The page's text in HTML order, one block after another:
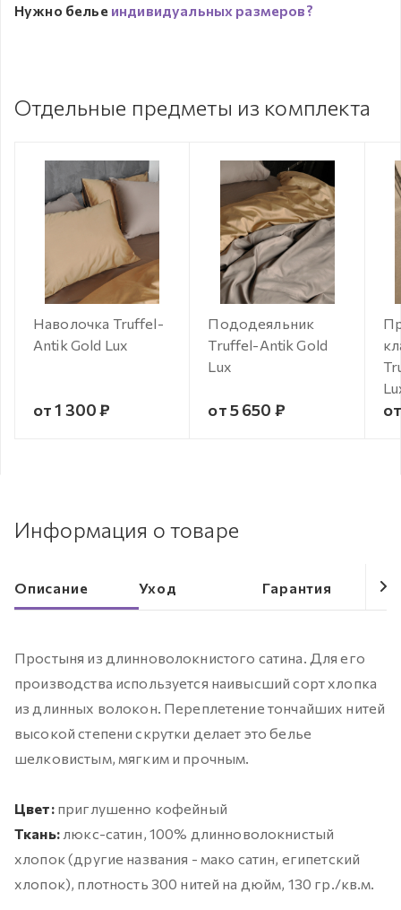
Нужно белье индивидуальных размеров?
Отдельные предметы из комплекта
Наволочка Truffel-
Antik Gold Lux
от 1 300 ₽
Пододеяльник
Truffel-Antik Gold
Lux
от 5 650 ₽
Информация о товаре
Описание Уход Гарантия
Простыня из длинноволокнистого сатина. Для его
производства используется наивысший сорт хлопка
из длинных волокон. Переплетение тончайших нитей
высокой степени скрутки делает это белье
шелковистым, мягким и прочным.
Цвет: приглушенно кофейный
Ткань:люкс-сатин, 100% длинноволокнистый
хлопок (другие названия - мако сатин, египетский
хлопок), плотность 300 нитей на дюйм, 130 гр./кв.м.